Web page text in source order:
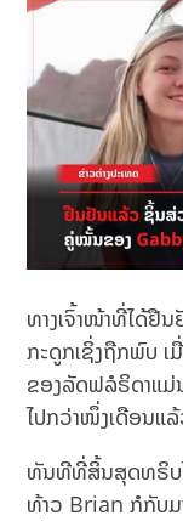
ທາງເຈົ້າໜ້າທີ່ໄດ້ຢື
ກະດູກເຊິ່ງຖືກພົບ
ຂອງລັດຟລໍຣິດາແ
ໄປກວ່າໜຶ່ງເດືອນແ
ທັນທີທີ່ສິ້ນສຸດທຣິບ
ທ້າວ Brian ກໍກັບ